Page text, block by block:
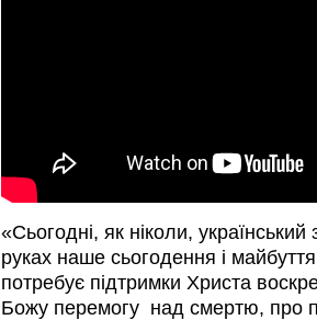
«Сьогодні, як ніколи,
руках наше сьогодення і
потребує підтримки Христа
Божу перемогу над смертю, про